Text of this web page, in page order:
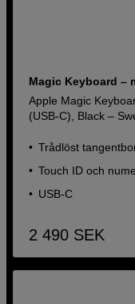
Magic Keyboard –
Apple Magic
(USB-C), Black –
Trådlöst
Touch ID och
USB-C
2 490 SEK